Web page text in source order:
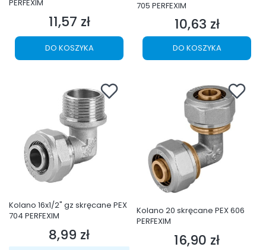
PERFEXIM
Cena
11,57 zł
DO KOSZYKA
705 PERFEXIM
Cena
10,63 zł
DO KOSZYKA
Kolano 16x1/2" gz skręcane PEX
704 PERFEXIM
Cena
8,99 zł
Kolano 20 skręcane PEX 606
PERFEXIM
Cena
16,90 zł